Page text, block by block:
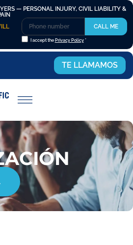
— PERSONAL INJURY, CIVIL LIABILITY &
I accept the Privacy Policy*
CALL ME
TE LLAMAMOS